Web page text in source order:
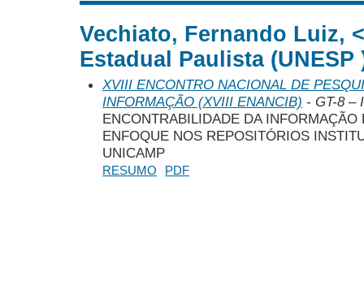
Vechiato, Fernando Luiz,
Estadual Paulista
XVIII ENCONTRO NACIONAL DE
INFORMAÇÃO (XVIII ENANCIB) - GT-8 –
ENCONTRABILIDADE DA
ENFOQUE NOS REPOSITÓRIOS
UNICAMP
RESUMO PDF